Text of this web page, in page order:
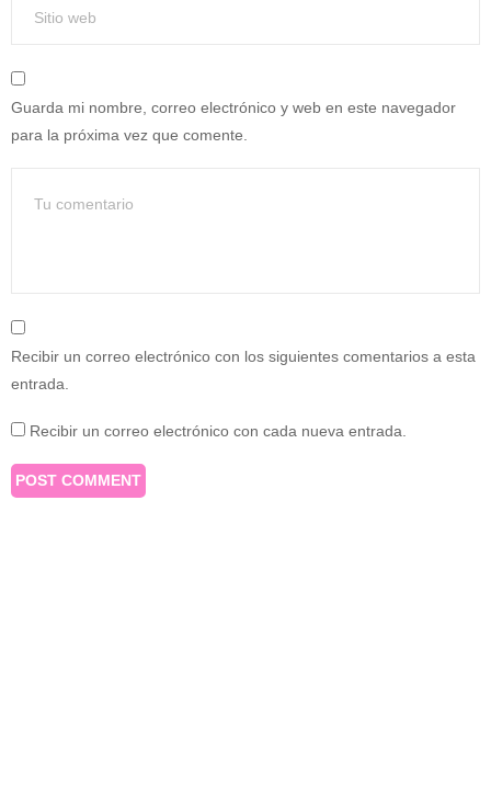
Guarda mi nombre, correo electrónico y web en este navegador
para la próxima vez que comente.
Recibir un correo electrónico con los siguientes comentarios a esta
entrada.
Recibir un correo electrónico con cada nueva entrada.